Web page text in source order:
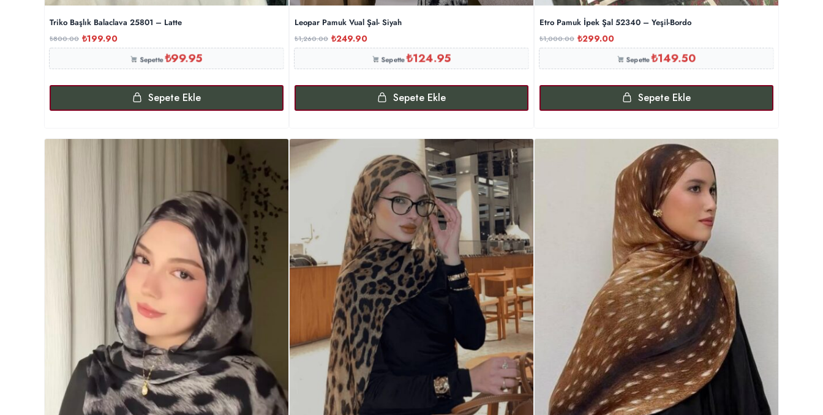
Triko Başlık Balaclava 25801 – Latte
₺800.00 ₺199.90
Sepette₺99.95
Sepete Ekle
Leopar Pamuk Vual Şal- Siyah
₺1,260.00 ₺249.90
Sepette₺124.95
Sepete Ekle
Etro Pamuk İpek Şal 52340 – Yeşil-Bordo
₺1,000.00 ₺299.00
Sepette₺149.50
Sepete Ekle